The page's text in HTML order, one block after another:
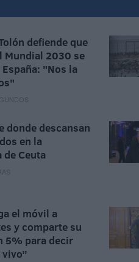
defiende que
Mundial 2030 se
"Nos la
donde descansan
en la
de Ceuta
el móvil a
y comparte su
5% para decir